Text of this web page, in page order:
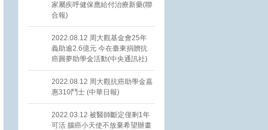
家屬疾呼健保應給付治療新藥(聯
合報)
2022.08.12 周大觀基金會25年
義助逾2.6億元 今在臺東捐贈抗
癌圓夢助學金活動(中央通訊社)
2022.08.12 周大觀抗癌助學金嘉
惠310鬥士 (中華日報)
2022.03.12 被醫師斷定僅剩1年
可活 腦癌小天使不放棄希望辦畫